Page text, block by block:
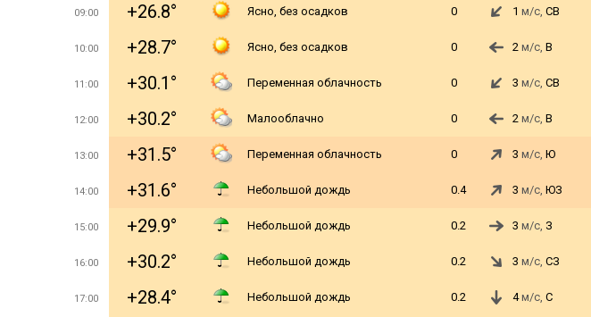
09:00 +26.8° Ясно, без осадков 0 1 м/с, СВ
10:00 +28.7° Ясно, без осадков 0 2 м/с, В
11:00 +30.1° Переменная облачность 0 3 м/с, СВ
12:00 +30.2° Малооблачно 0 2 м/с, В
13:00 +31.5° Переменная облачность 0 3 м/с, Ю
14:00 +31.6° Небольшой дождь 0.4 3 м/с, ЮЗ
15:00 +29.9° Небольшой дождь 0.2 3 м/с, З
16:00 +30.2° Небольшой дождь 0.2 3 м/с, СЗ
17:00 +28.4° Небольшой дождь 0.2 4м/с, С